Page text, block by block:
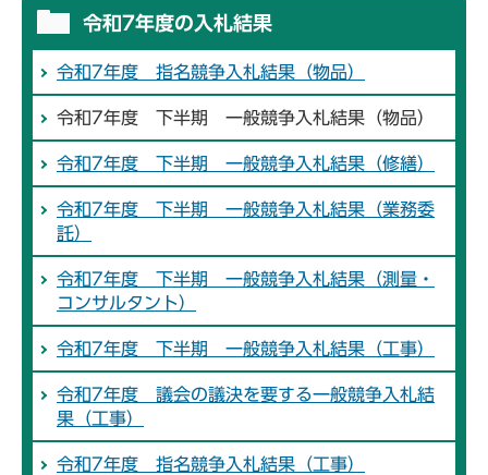
令和7年度の入札結果
令和7年度 指名競争入札結果（物品）
令和7年度 下半期 一般競争入札結果（物品）
令和7年度 下半期 一般競争入札結果（修繕）
令和7年度 下半期 一般競争入札結果（業務委
託）
令和7年度 下半期 一般競争入札結果（測量・
コンサルタント）
令和7年度 下半期 一般競争入札結果（工事）
令和7年度 議会の議決を要する一般競争入札結
果（工事）
令和7年度 指名競争入札結果（工事）